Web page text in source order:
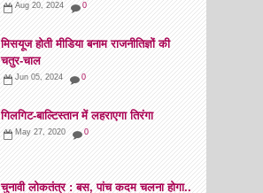
Aug 20, 2024 0
मिसयूज होती मीडिया बनाम राजनीतिज्ञों की
चतुर-चाल
Jun 05, 2024 0
गिलगिट-बाल्टिस्तान में लहराएगा तिरंगा
May 27, 2020 0
चुनावी लोकतंत्र : बस, पांच कदम चलना होगा..